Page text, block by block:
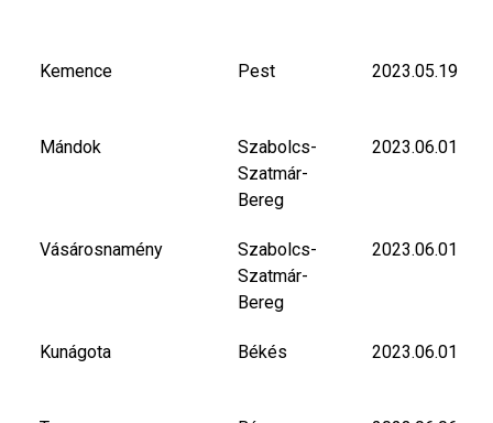
Kemence Pest 2023.05.19
Mándok
Szabolcs-
Szatmár-
Bereg
2023.06.01
Vásárosnamény
Szabolcs-
Szatmár-
Bereg
2023.06.01
Kunágota Békés 2023.06.01